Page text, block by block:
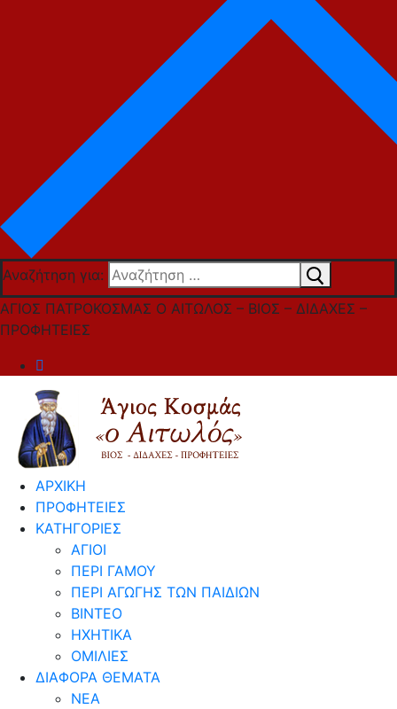
Αναζήτηση για:
ΑΓΙΟΣ ΠΑΤΡΟΚΟΣΜΑΣ Ο ΑΙΤΩΛΟΣ – ΒΙΟΣ – ΔΙΔΑΧΕΣ –
ΠΡΟΦΗΤΕΙΕΣ
ΑΡΧΙΚΗ
ΠΡΟΦΗΤΕΙΕΣ
ΚΑΤΗΓΟΡΙΕΣ
ΑΓΙΟΙ
ΠΕΡΙ ΓΑΜΟΥ
ΠΕΡΙ ΑΓΩΓΗΣ ΤΩΝ ΠΑΙΔΙΩΝ
ΒΙΝΤΕΟ
ΗΧΗΤΙΚΑ
ΟΜΙΛΙΕΣ
ΔΙΑΦΟΡΑ ΘΕΜΑΤΑ
ΝΕΑ